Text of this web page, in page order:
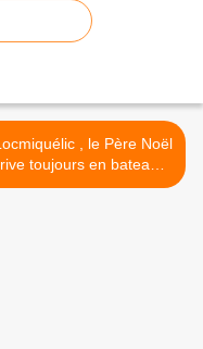
, le Père Noël
toujours en bateau !
>